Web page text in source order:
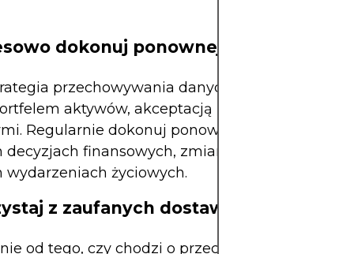
dokonuj ponownej oceny
przechowywania danych powinna
aktywów, akceptacją ryzyka i
Regularnie dokonuj ponownych ocen,
decyzjach finansowych, zmianach prawnych lub
wydarzeniach życiowych.
z zaufanych dostawców
od tego, czy chodzi o przechowywanie w